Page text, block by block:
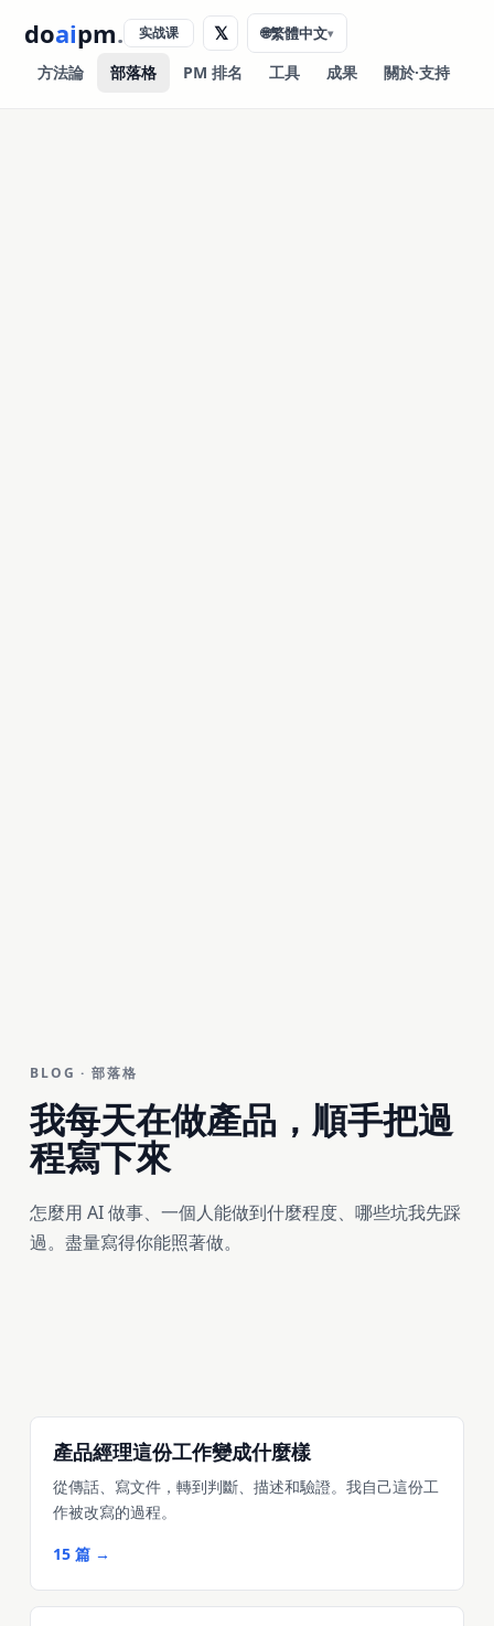
doaipm.
方法論 部落格 PM 排名 工具 成果 關於·支持
实战课 𝕏 🌐繁體中文▾
BLOG · 部落格
我每天在做產品， 順手把過
程寫下來
怎麼用 AI 做事、一個人能做到什麼程度、哪些坑我先踩
過。盡量寫得你能照著做。
產品經理這份工作變成什麼樣
從傳話、寫文件，轉到判斷、描述和驗證。我自己這份工
作被改寫的過程。
15 篇 →